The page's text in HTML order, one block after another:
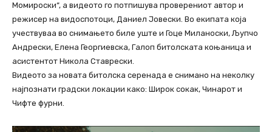
Момироски“, а видеото го потпишува проверениот автор и
режисер на видоспотоци, Даниел Јовески. Во екипата која
учествуваа во снимањето биле уште и Гоце Миланоски, Љупчо
Андрески, Елена Георгиевска, Галоп битолската коњаница и
асистентот Никола Ставрески.
Видеото за новата битолска серенада е снимано на неколку
најпознати градски локации како: Широк сокак, Чинарот и
Чифте фурни.